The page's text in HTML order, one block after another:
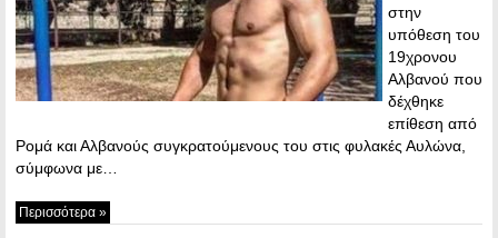
στην
υπόθεση του
19χρονου
Αλβανού που
δέχθηκε
επίθεση από
Ρομά και Αλβανούς συγκρατούμενους του στις φυλακές Αυλώνα,
σύμφωνα με…
Περισσότερα »